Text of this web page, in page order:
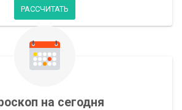
РАССЧИТАТЬ
на сегодня